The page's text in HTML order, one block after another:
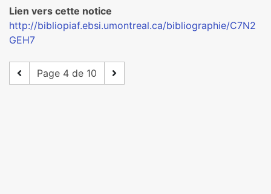
Lien vers cette notice
http://bibliopiaf.ebsi.umontreal.ca/bibliographie/C7N2
GEH7
Page 4 de 10